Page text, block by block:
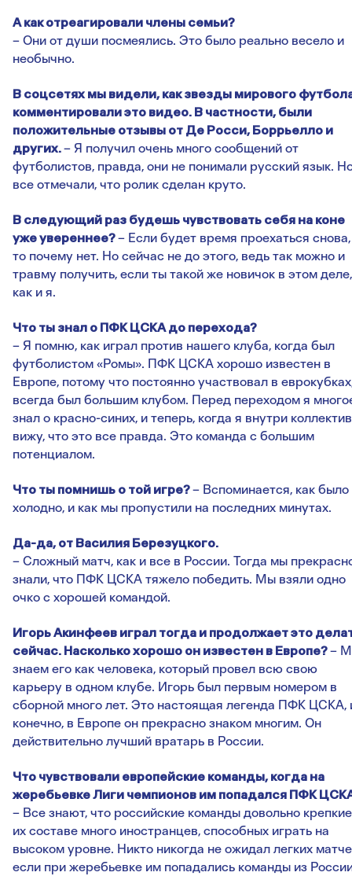
А как отреагировали члены семьи?
– Они от души посмеялись. Это было реально весело и
необычно.
В соцсетях мы видели, как звезды мирового
комментировали это видео. В частности, были
положительные отзывы от Де Росси, Боррьелло и
других.– Я получил очень много сообщений от
футболистов, правда, они не понимали русский язык.
все отмечали, что ролик сделан круто.
В следующий раз будешь чувствовать себя на коне
уже увереннее?– Если будет время проехаться снова,
то почему нет. Но сейчас не до этого, ведь так можно и
травму получить, если ты такой же новичок в этом деле,
как и я.
Что ты знал о ПФК ЦСКА до перехода?
– Я помню, как играл против нашего клуба, когда был
футболистом «Ромы». ПФК ЦСКА хорошо известен в
Европе, потому что постоянно участвовал в
всегда был большим клубом. Перед переходом я
знал о красно-синих, и теперь, когда я внутри
вижу, что это все правда. Это команда с большим
потенциалом.
Что ты помнишь о той игре?– Вспоминается, как было
холодно, и как мы пропустили на последних минутах.
Да-да, от Василия Березуцкого.
– Сложный матч, как и все в России. Тогда мы
знали, что ПФК ЦСКА тяжело победить. Мы взяли одно
очко с хорошей командой.
Игорь Акинфеев играл тогда и продолжает это
сейчас. Насколько хорошо он известен в Европе?–
знаем его как человека, который провел всю свою
карьеру в одном клубе. Игорь был первым номером в
сборной много лет. Это настоящая легенда ПФК ЦСКА,
конечно, в Европе он прекрасно знаком многим. Он
действительно лучший вратарь в России.
Что чувствовали европейские команды, когда на
жеребьевке Лиги чемпионов им попадался ПФК
– Все знают, что российские команды довольно
их составе много иностранцев, способных играть на
высоком уровне. Никто никогда не ожидал легких
если при жеребьевке им попадались команды из